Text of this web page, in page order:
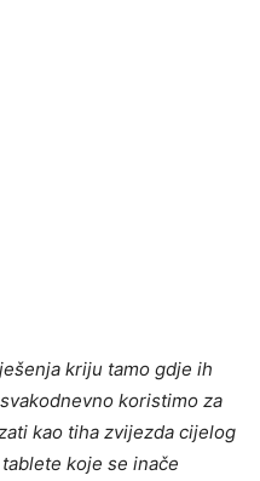
kriju tamo gdje ih
koristimo za
kao tiha zvijezda cijelog
koje se inače